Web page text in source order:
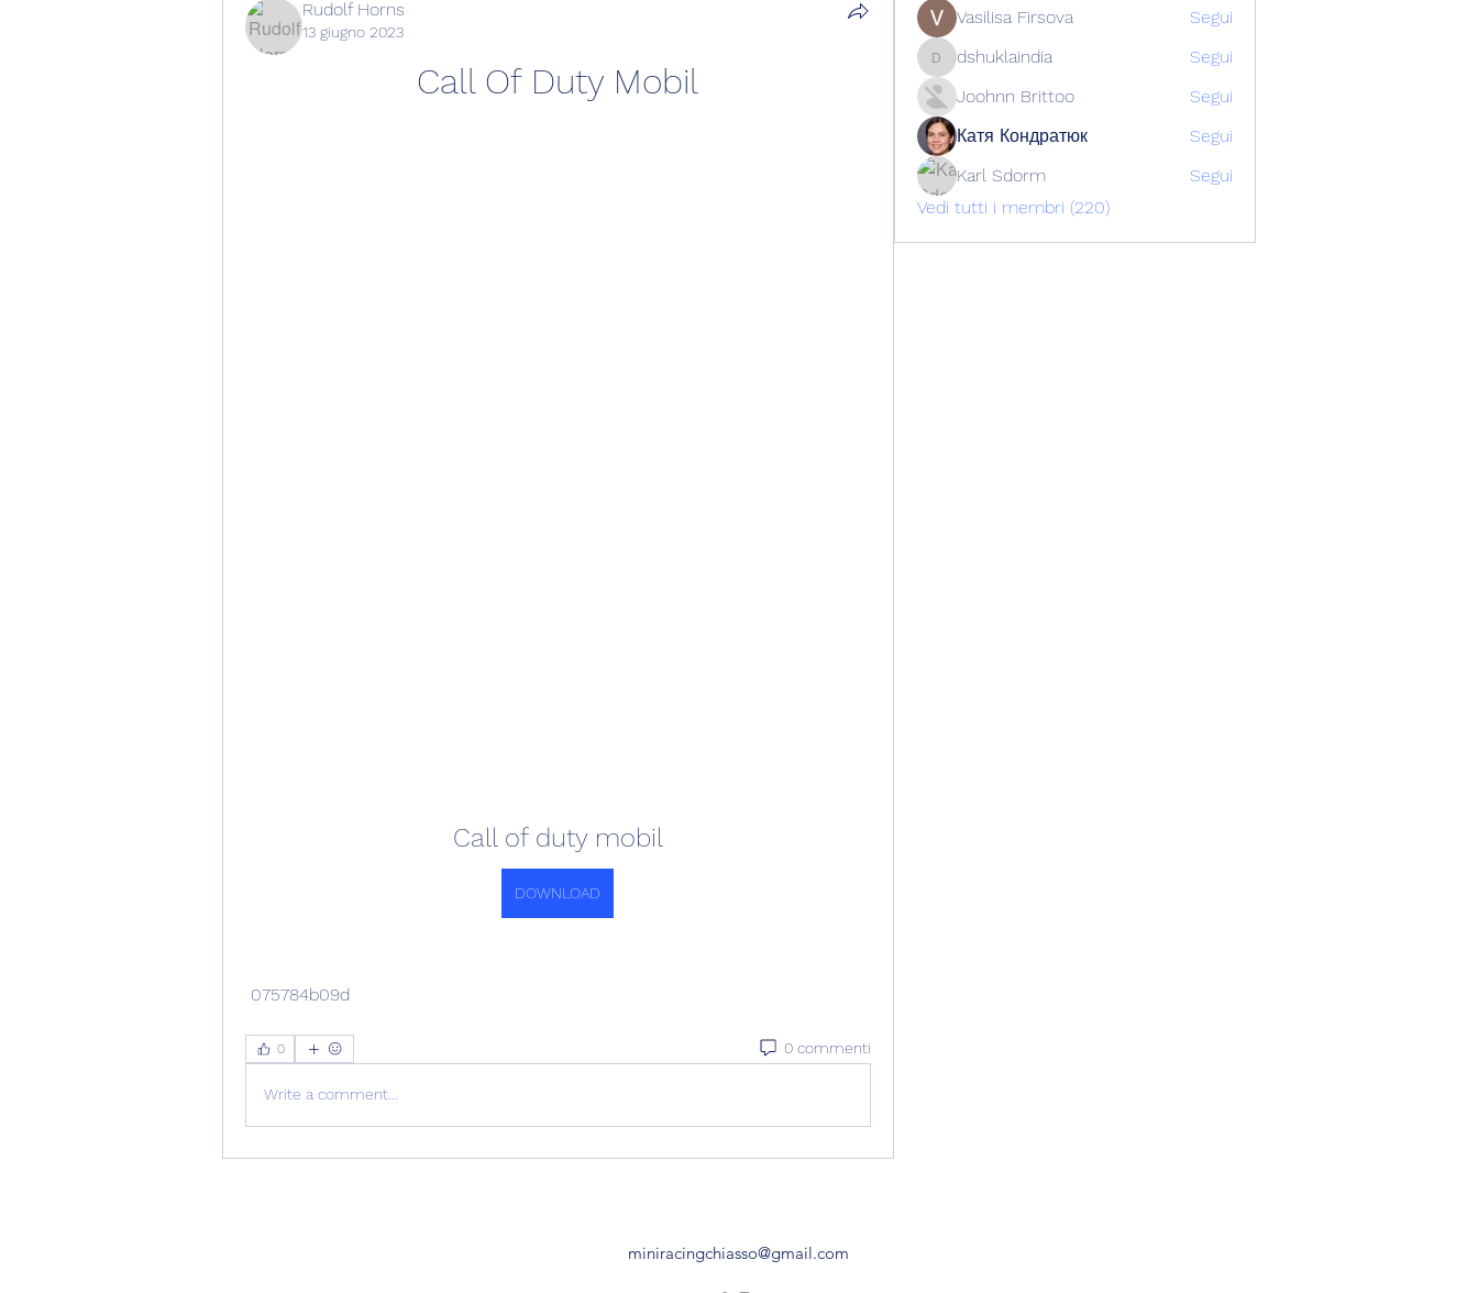
Rudolf Horns
13 giugno 2023
Call Of Duty Mobil
Call of duty mobil
DOWNLOAD
075784b09d
0 0 commenti
Write a comment...
Vasilisa Firsova Segui
dshuklaindia
dshuklaindia
Segui
Joohnn Brittoo
Segui
Катя Кондратюк
Segui
Karl Sdorm
Segui
Vedi tutti i membri (220)
miniracingchiasso@gmail.com